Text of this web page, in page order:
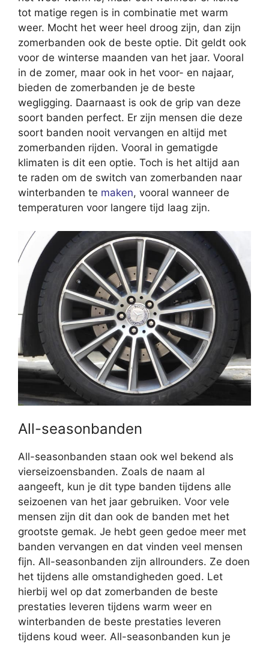
tot matige regen is in combinatie met warm
weer. Mocht het weer heel droog zijn, dan zijn
zomerbanden ook de beste optie. Dit geldt ook
voor de winterse maanden van het jaar. Vooral
in de zomer, maar ook in het voor- en najaar,
bieden de zomerbanden je de beste
wegligging. Daarnaast is ook de grip van deze
soort banden perfect. Er zijn mensen die deze
soort banden nooit vervangen en altijd met
zomerbanden rijden. Vooral in gematigde
klimaten is dit een optie. Toch is het altijd aan
te raden om de switch van zomerbanden naar
winterbanden te maken, vooral wanneer de
temperaturen voor langere tijd laag zijn.
All-seasonbanden
All-seasonbanden staan ook wel bekend als
vierseizoensbanden. Zoals de naam al
aangeeft, kun je dit type banden tijdens alle
seizoenen van het jaar gebruiken. Voor vele
mensen zijn dit dan ook de banden met het
grootste gemak. Je hebt geen gedoe meer met
banden vervangen en dat vinden veel mensen
fijn. All-seasonbanden zijn allrounders. Ze doen
het tijdens alle omstandigheden goed. Let
hierbij wel op dat zomerbanden de beste
prestaties leveren tijdens warm weer en
winterbanden de beste prestaties leveren
tijdens koud weer. All-seasonbanden kun je